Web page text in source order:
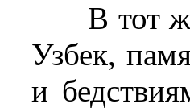
В тот
Узбек,
и